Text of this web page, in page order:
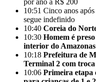
por ano a R$ 200
10:51 Cinco anos
segue indefinido
10:40 Coreia do
10:30 Homem é
interior do Amazonas
10:18 Prefeitura de
Terminal 2 com
10:06 Primeira etapa